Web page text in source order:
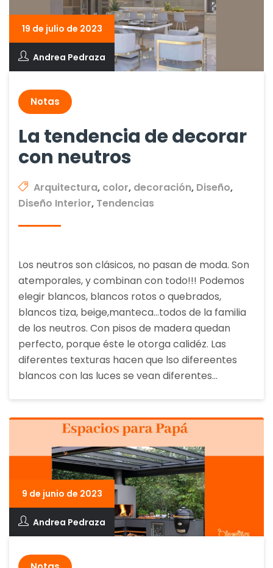
19 de julio de 2023
Andrea Pedraza
Notas
La tendencia de decorar
con neutros
Arquitectura, color, decoración, Diseño,
Diseño Interior, Tendencias
Los neutros son clásicos, no pasan de moda. Son
atemporales, y combinan con todo!!! Podemos
elegir blancos, blancos rotos o quebrados,
blancos tiza, beige,manteca…todos de la familia
de los neutros. Con pisos de madera quedan
perfecto, porque éste le otorga calidéz. Las
diferentes texturas hacen que lso difereentes
blancos con las luces se vean diferentes…
9 de junio de 2023
Andrea Pedraza